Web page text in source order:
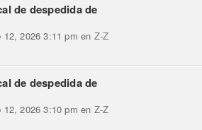
de despedida de
12, 2026 3:11 pm en Z-Z
de despedida de
12, 2026 3:10 pm en Z-Z